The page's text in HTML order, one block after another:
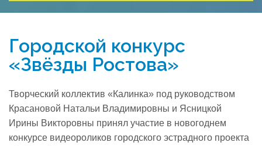
Деятельность
Родителям
Учитель года
Городской конкурс
«Звёзды Ростова»
Творческий коллектив «Калинка» под руководством
Красановой Натальи Владимировны и Ясницкой
Ирины Викторовны принял участие в новогоднем
конкурсе видеороликов городского эстрадного проекта